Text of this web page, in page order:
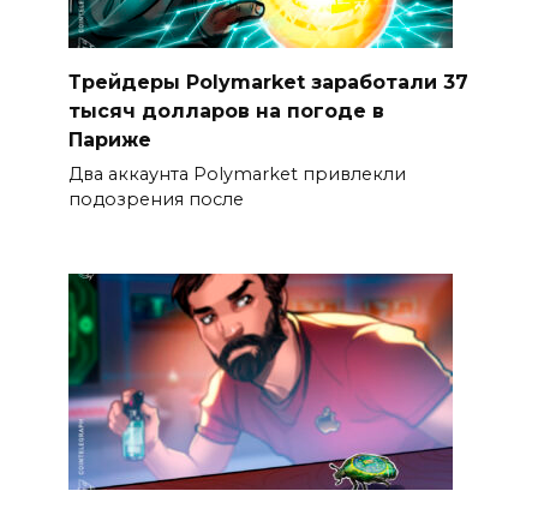
Трейдеры Polymarket заработали 37
тысяч долларов на погоде в
Париже
Два аккаунта Polymarket привлекли
подозрения после